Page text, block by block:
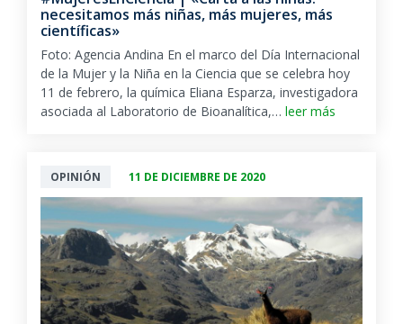
necesitamos más niñas, más mujeres, más
científicas»
Foto: Agencia Andina En el marco del Día Internacional
de la Mujer y la Niña en la Ciencia que se celebra hoy
11 de febrero, la química Eliana Esparza, investigadora
asociada al Laboratorio de Bioanalítica,… leer más
OPINIÓN 11 DE DICIEMBRE DE 2020